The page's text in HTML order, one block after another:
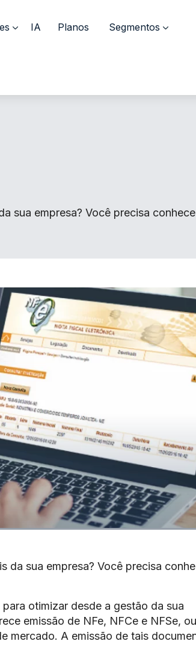
IA Planos Segmentos
sua empresa? Você precisa
da sua empresa? Você precisa
otimizar desde a gestão da sua
emissão de NFe, NFCe e NFSe, ou
mercado. A emissão de tais